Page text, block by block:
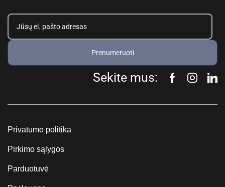
Prenumeruoti
Sekite mus:
Privatumo politika
Pirkimo sąlygos
Parduotuvė